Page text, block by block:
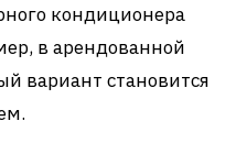
кондиционера
в арендованной
вариант становится